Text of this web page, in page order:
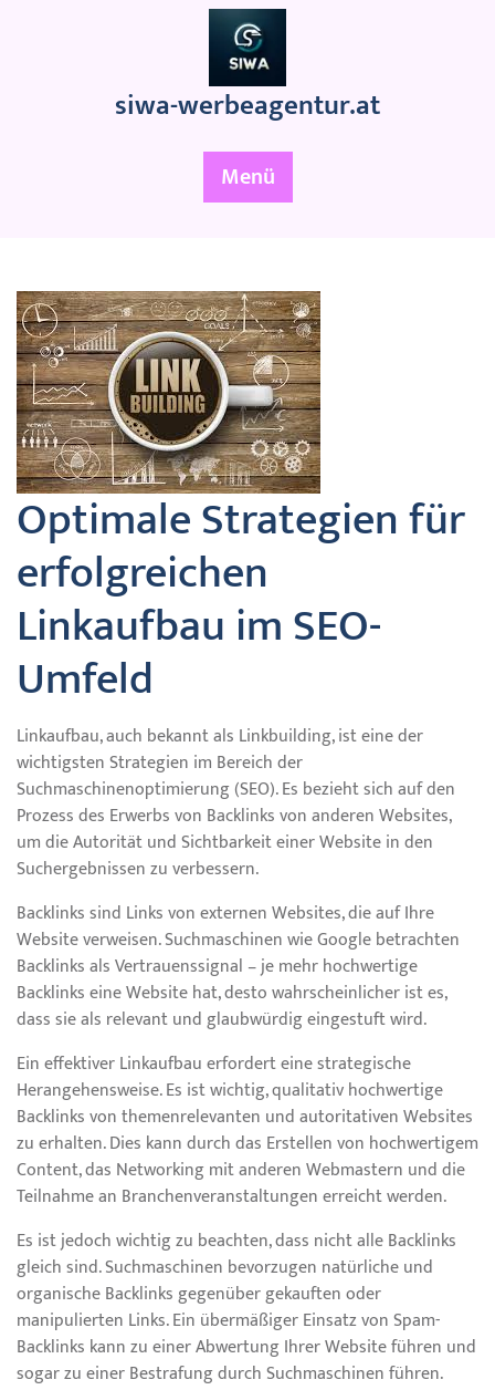
siwa-werbeagentur.at
Menü
Optimale Strategien für
erfolgreichen
Linkaufbau im SEO-
Umfeld
Linkaufbau, auch bekannt als Linkbuilding, ist eine der
wichtigsten Strategien im Bereich der
Suchmaschinenoptimierung (SEO). Es bezieht sich auf den
Prozess des Erwerbs von Backlinks von anderen Websites,
um die Autorität und Sichtbarkeit einer Website in den
Suchergebnissen zu verbessern.
Backlinks sind Links von externen Websites, die auf Ihre
Website verweisen. Suchmaschinen wie Google betrachten
Backlinks als Vertrauenssignal – je mehr hochwertige
Backlinks eine Website hat, desto wahrscheinlicher ist es,
dass sie als relevant und glaubwürdig eingestuft wird.
Ein effektiver Linkaufbau erfordert eine strategische
Herangehensweise. Es ist wichtig, qualitativ hochwertige
Backlinks von themenrelevanten und autoritativen Websites
zu erhalten. Dies kann durch das Erstellen von hochwertigem
Content, das Networking mit anderen Webmastern und die
Teilnahme an Branchenveranstaltungen erreicht werden.
Es ist jedoch wichtig zu beachten, dass nicht alle Backlinks
gleich sind. Suchmaschinen bevorzugen natürliche und
organische Backlinks gegenüber gekauften oder
manipulierten Links. Ein übermäßiger Einsatz von Spam-
Backlinks kann zu einer Abwertung Ihrer Website führen und
sogar zu einer Bestrafung durch Suchmaschinen führen.